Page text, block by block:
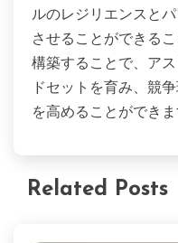
ルのレジリエンスと
させることができる
構築することで、ア
ドセットを育み、競
を高めることができま
Related Posts